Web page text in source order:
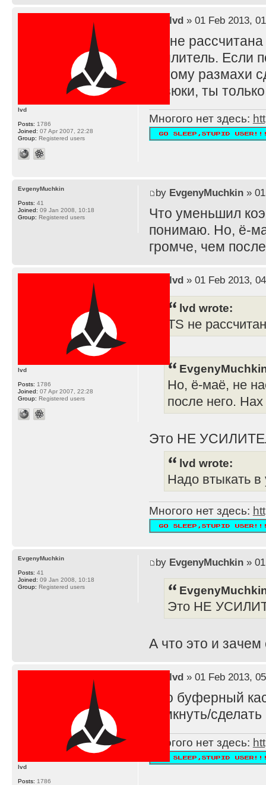
lvd» 01 Feb 2013,
TS не
усилитель. Если
потому размахи
резюки, ты
Многого нет здесь:
lvd
Posts: 1786
Joined: 07 Apr 2007, 22:28
Group: Registered users
by EvgenyMuchkin» 01
Что уменьшил
понимаю. Но, ё-
громче, чем
EvgenyMuchkin
Posts: 41
Joined: 09 Jan 2008, 10:18
Group: Registered users
lvd» 01 Feb 2013,
lvd wrote:
TS не
Но, ё-маё, не
после него.
Это НЕ
lvd wrote:
Надо втыкать в
Многого нет здесь:
lvd
Posts: 1786
Joined: 07 Apr 2007, 22:28
Group: Registered users
by EvgenyMuchkin» 01
Это НЕ
А что это и
EvgenyMuchkin
Posts: 41
Joined: 09 Jan 2008, 10:18
Group: Registered users
lvd» 01 Feb 2013,
Это буферный
замкнуть/
Многого нет здесь:
lvd
Posts: 1786